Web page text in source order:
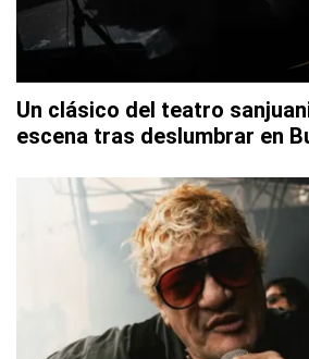
Un clásico del teatro
escena tras deslumbrar en